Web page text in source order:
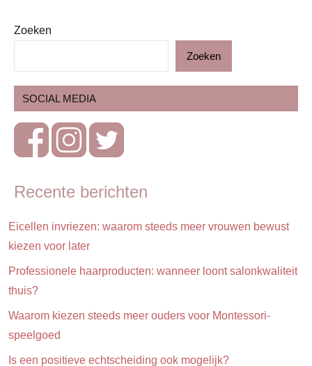
Zoeken
Zoeken
SOCIAL MEDIA
Recente berichten
Eicellen invriezen: waarom steeds meer vrouwen bewust
kiezen voor later
Professionele haarproducten: wanneer loont salonkwaliteit
thuis?
Waarom kiezen steeds meer ouders voor Montessori-
speelgoed
Is een positieve echtscheiding ook mogelijk?